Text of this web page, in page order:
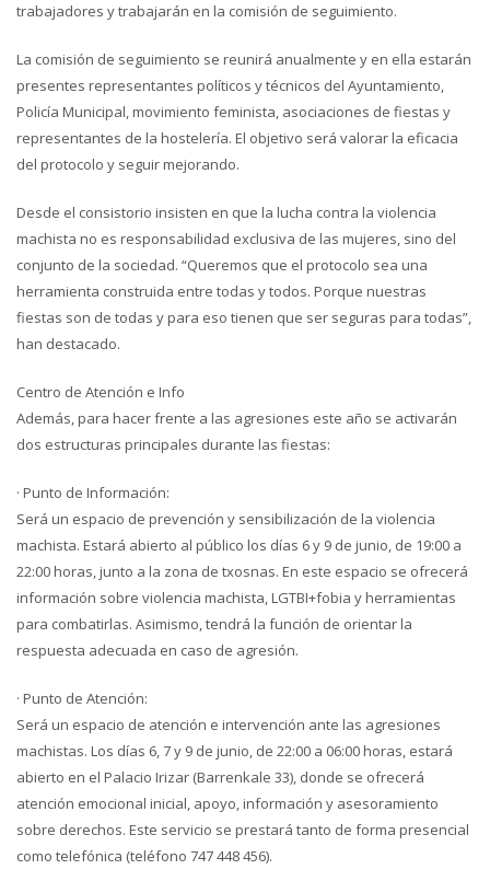
trabajadores y trabajarán en la comisión de seguimiento.
La comisión de seguimiento se reunirá anualmente y en ella estarán
presentes representantes políticos y técnicos del Ayuntamiento,
Policía Municipal, movimiento feminista, asociaciones de fiestas y
representantes de la hostelería. El objetivo será valorar la eficacia
del protocolo y seguir mejorando.
Desde el consistorio insisten en que la lucha contra la violencia
machista no es responsabilidad exclusiva de las mujeres, sino del
conjunto de la sociedad. “Queremos que el protocolo sea una
herramienta construida entre todas y todos. Porque nuestras
fiestas son de todas y para eso tienen que ser seguras para todas”,
han destacado.
Centro de Atención e Info
Además, para hacer frente a las agresiones este año se activarán
dos estructuras principales durante las fiestas:
· Punto de Información:
Será un espacio de prevención y sensibilización de la violencia
machista. Estará abierto al público los días 6 y 9 de junio, de 19:00 a
22:00 horas, junto a la zona de txosnas. En este espacio se ofrecerá
información sobre violencia machista, LGTBI+fobia y herramientas
para combatirlas. Asimismo, tendrá la función de orientar la
respuesta adecuada en caso de agresión.
· Punto de Atención:
Será un espacio de atención e intervención ante las agresiones
machistas. Los días 6, 7 y 9 de junio, de 22:00 a 06:00 horas, estará
abierto en el Palacio Irizar (Barrenkale 33), donde se ofrecerá
atención emocional inicial, apoyo, información y asesoramiento
sobre derechos. Este servicio se prestará tanto de forma presencial
como telefónica (teléfono 747 448 456).